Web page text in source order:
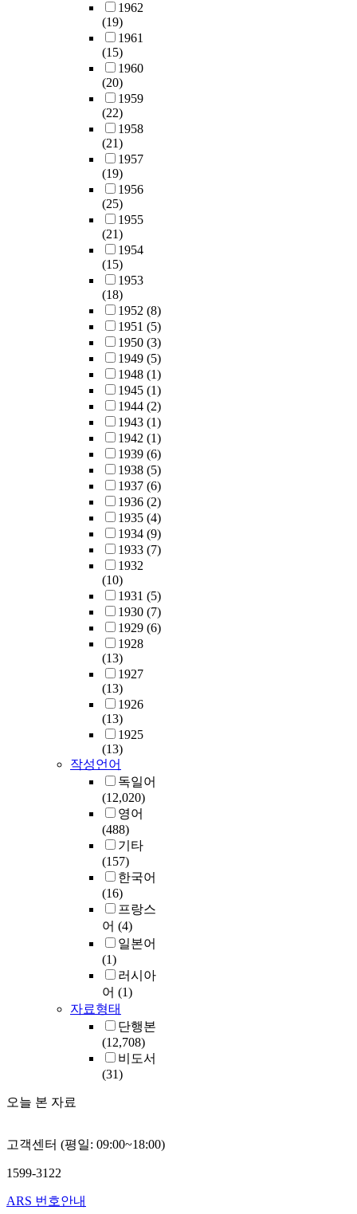
1962
(19)
1961
(15)
1960
(20)
1959
(22)
1958
(21)
1957
(19)
1956
(25)
1955
(21)
1954
(15)
1953
(18)
1952 (8)
1951 (5)
1950 (3)
1949 (5)
1948 (1)
1945 (1)
1944 (2)
1943 (1)
1942 (1)
1939 (6)
1938 (5)
1937 (6)
1936 (2)
1935 (4)
1934 (9)
1933 (7)
1932
(10)
1931 (5)
1930 (7)
1929 (6)
1928
(13)
1927
(13)
1926
(13)
1925
(13)
작성언어
독일어
(12,020)
영어
(488)
기타
(157)
한국어
(16)
프랑스
어 (4)
일본어
(1)
러시아
어 (1)
자료형태
단행본
(12,708)
비도서
(31)
오늘 본 자료
고객센터 (평일: 09:00~18:00)
1599-3122
ARS 번호안내